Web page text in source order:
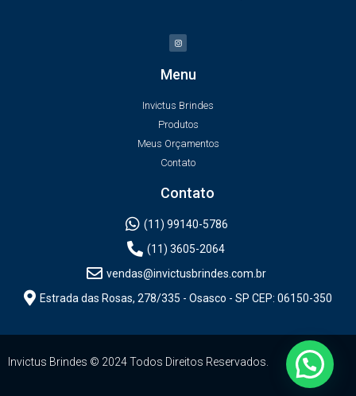
Menu
Invictus Brindes
Produtos
Meus Orçamentos
Contato
Contato
(11) 99140-5786
(11) 3605-2064
vendas@invictusbrindes.com.br
Estrada das Rosas, 278/335 - Osasco - SP CEP: 06150-350
Invictus Brindes © 2024 Todos Direitos Reservados.